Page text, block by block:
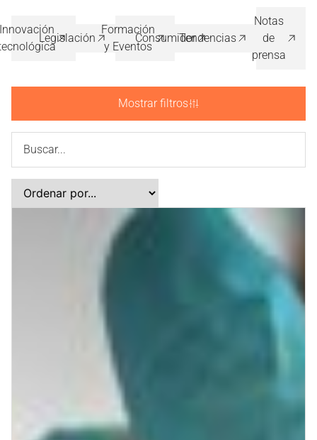
Legislación
Formación
y Eventos
ConsumidorTendencias
Notas
de
prensa
Mostrar filtros